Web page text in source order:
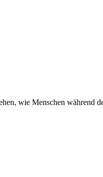
wie Menschen während